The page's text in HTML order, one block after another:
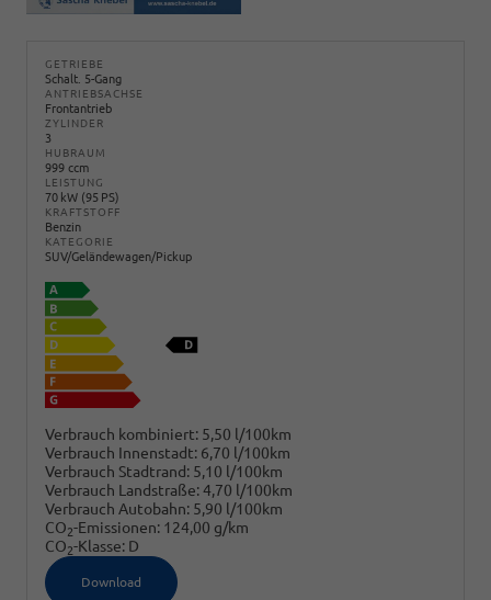
GETRIEBE
Schalt. 5-Gang
ANTRIEBSACHSE
Frontantrieb
ZYLINDER
3
HUBRAUM
999 ccm
LEISTUNG
70 kW (95 PS)
KRAFTSTOFF
Benzin
KATEGORIE
SUV/Geländewagen/Pickup
Verbrauch kombiniert: 5,50 l/100km
Verbrauch Innenstadt: 6,70 l/100km
Verbrauch Stadtrand: 5,10 l/100km
Verbrauch Landstraße:4,70 l/100km
Verbrauch Autobahn: 5,90 l/100km
CO2-Emissionen: 124,00 g/km
CO2-Klasse: D
Download